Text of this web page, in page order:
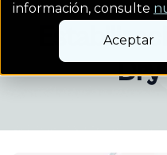
información, consulte
Aceptar
Dry